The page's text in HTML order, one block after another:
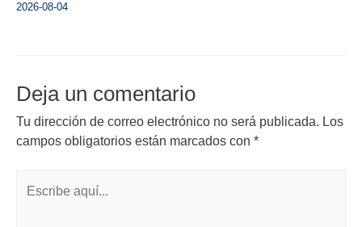
2026-08-04
Deja un comentario
Tu dirección de correo electrónico no será publicada. Los
campos obligatorios están marcados con *